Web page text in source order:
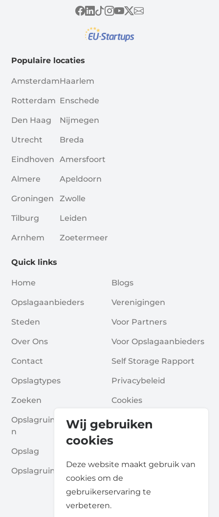
Wij gebruiken
cookies
Deze website maakt gebruik van
cookies om de
gebruikerservaring te
verbeteren.
Populaire locaties
Amsterdam
Rotterdam
Den Haag
Utrecht
Eindhoven
Almere
Groningen
Tilburg
Arnhem
Haarlem
Enschede
Nijmegen
Breda
Amersfoort
Apeldoorn
Zwolle
Leiden
Zoetermeer
Quick links
Home
Opslagaanbieders
Steden
Over Ons
Contact
Opslagtypes
Zoeken
Opslagruimte Aanvrage
N
Opslag
Opslagruimte Gidsen
Blogs
Verenigingen
Voor Partners
Voor Opslagaanbieders
Self Storage Rapport
Privacybeleid
Cookies
Algemene Voorwaarde